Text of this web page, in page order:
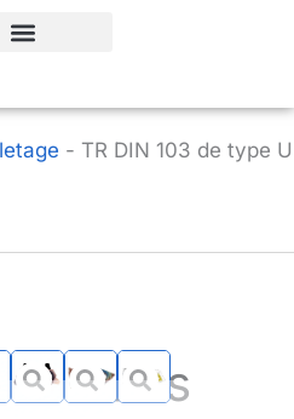
- TR DIN 103 de type U
Inserts